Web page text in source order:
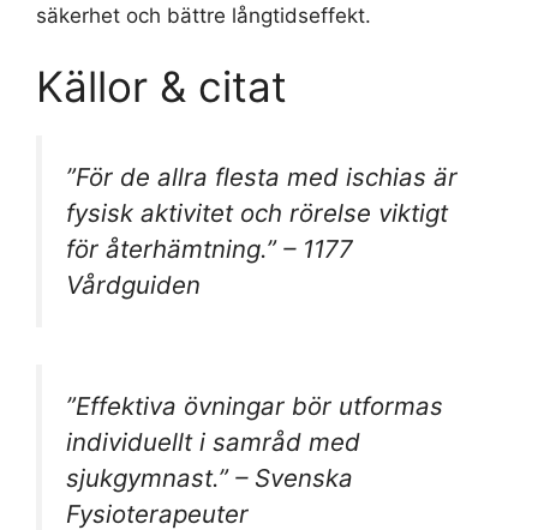
säkerhet och bättre långtidseffekt.
Källor & citat
”För de allra flesta med ischias är
fysisk aktivitet och rörelse viktigt
för återhämtning.” – 1177
Vårdguiden
”Effektiva övningar bör utformas
individuellt i samråd med
sjukgymnast.” – Svenska
Fysioterapeuter